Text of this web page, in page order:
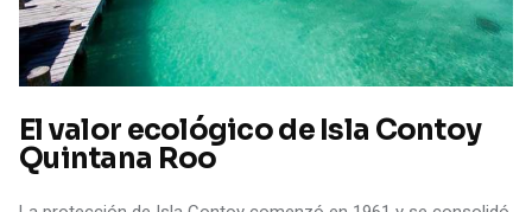
El valor ecológico de Isla Contoy
Quintana Roo